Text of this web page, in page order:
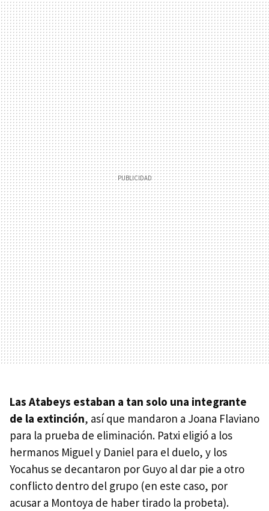
Las Atabeys estaban a tan solo una integrante
de la extinción, así que mandaron a Joana Flaviano
para la prueba de eliminación. Patxi eligió a los
hermanos Miguel y Daniel para el duelo, y los
Yocahus se decantaron por Guyo al dar pie a otro
conflicto dentro del grupo (en este caso, por
acusar a Montoya de haber tirado la probeta).